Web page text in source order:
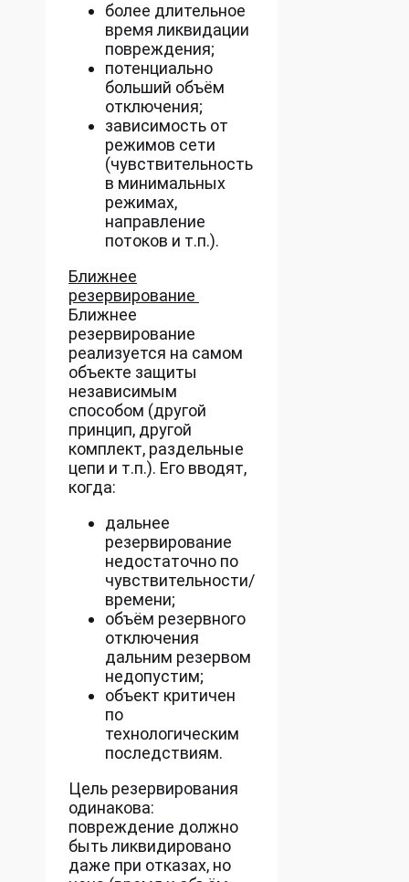
более длительное
время ликвидации
повреждения;
потенциально
больший объём
отключения;
зависимость от
режимов сети
(чувствительность
в минимальных
режимах,
направление
потоков и т.п.).
Ближнее
резервирование
Ближнее
резервирование
реализуется на самом
объекте защиты
независимым
способом (другой
принцип, другой
комплект, раздельные
цепи и т.п.). Его вводят,
когда:
дальнее
резервирование
недостаточно по
чувствительности/
времени;
объём резервного
отключения
дальним резервом
недопустим;
объект критичен
по
технологическим
последствиям.
Цель резервирования
одинакова:
повреждение должно
быть ликвидировано
даже при отказах, но